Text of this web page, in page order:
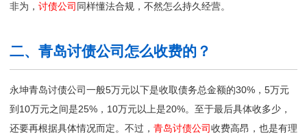
非为， 讨债公司 同样懂法合规，不然怎么持久经营。
二、青岛讨债公司怎么收费的？
永坤青岛讨债公司一般5万元以下是收取债务总金额的30%，5万元
到10万元之间是25%，10万元以上是20%。至于最后具体收多少，
还要再根据具体情况而定。不过， 青岛讨债公司收费高昂，也是有理